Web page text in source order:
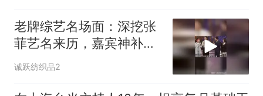
老牌综艺名场面：深挖张
菲艺名来历，嘉宾神补刀
笑翻全场
诚跃纺织品2